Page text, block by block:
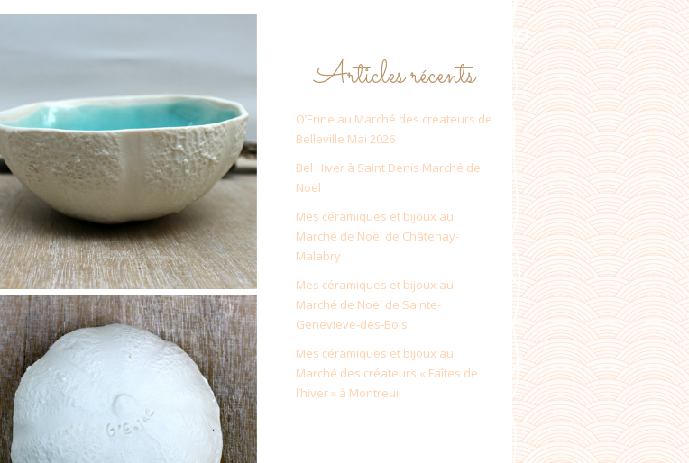
Articles récents
O’Erine au Marché des créateurs de
Belleville Mai 2026
Bel Hiver à Saint Denis Marché de
Noël
Mes céramiques et bijoux au
Marché de Noël de Châtenay-
Malabry
Mes céramiques et bijoux au
Marché de Noël de Sainte-
Genevieve-des-Bois
Mes céramiques et bijoux au
Marché des créateurs « Faîtes de
l’hiver » à Montreuil